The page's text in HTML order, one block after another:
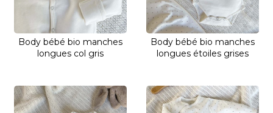
Body bébé bio manches
longues col gris
Body bébé bio manches
longues étoiles grises